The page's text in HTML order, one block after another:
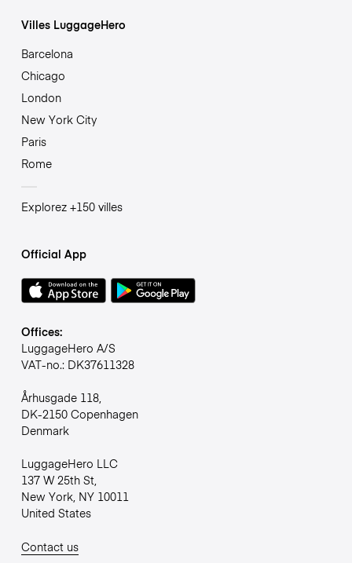
Villes LuggageHero
Barcelona
Chicago
London
New York City
Paris
Rome
Explorez +150 villes
Official App
Offices:
LuggageHero A/S
VAT-no.: DK37611328
Århusgade 118,
DK-2150 Copenhagen
Denmark
LuggageHero LLC
137 W 25th St,
New York, NY 10011
United States
Contact us